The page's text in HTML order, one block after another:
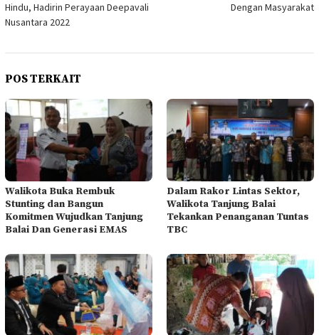
Hindu, Hadirin Perayaan Deepavali
Nusantara 2022
Dengan Masyarakat
POS TERKAIT
Walikota Buka Rembuk
Stunting dan Bangun
Komitmen Wujudkan Tanjung
Balai Dan Generasi EMAS
Dalam Rakor Lintas Sektor,
Walikota Tanjung Balai
Tekankan Penanganan Tuntas
TBC